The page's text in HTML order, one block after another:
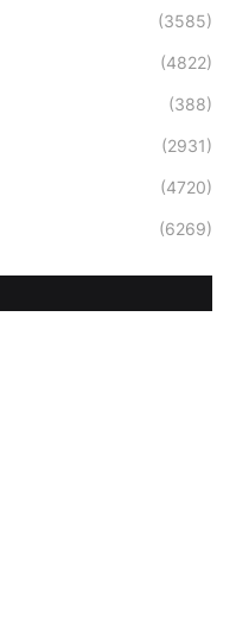
(3585)
(4822)
(388)
(2931)
(4720)
(6269)